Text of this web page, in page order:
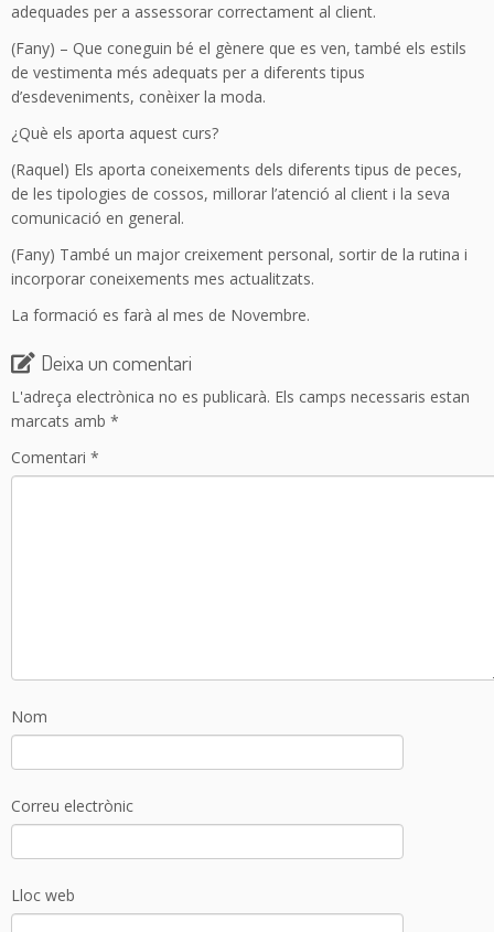
adequades per a assessorar correctament al client.
(Fany) – Que coneguin bé el gènere que es ven, també els estils
de vestimenta més adequats per a diferents tipus
d’esdeveniments, conèixer la moda.
¿Què els aporta aquest curs?
(Raquel) Els aporta coneixements dels diferents tipus de peces,
de les tipologies de cossos, millorar l’atenció al client i la seva
comunicació en general.
(Fany) També un major creixement personal, sortir de la rutina i
incorporar coneixements mes actualitzats.
La formació es farà al mes de Novembre.
Deixa un comentari
L'adreça electrònica no es publicarà. Els camps necessaris estan
marcats amb *
Comentari *
Nom
Correu electrònic
Lloc web